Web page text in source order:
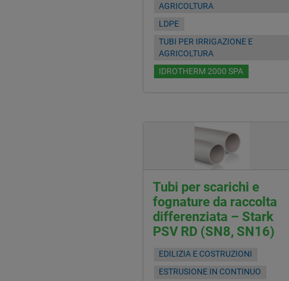
AGRICOLTURA
LDPE
TUBI PER IRRIGAZIONE E
AGRICOLTURA
IDROTHERM 2000 SPA
Tubi per scarichi e
fognature da raccolta
differenziata – Stark
PSV RD (SN8, SN16)
EDILIZIA E COSTRUZIONI
ESTRUSIONE IN CONTINUO